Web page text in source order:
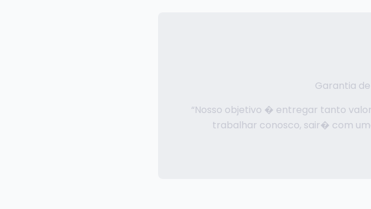
Garantia
“Nosso objetivo � entregar tanto
trabalhar conosco, sair� com